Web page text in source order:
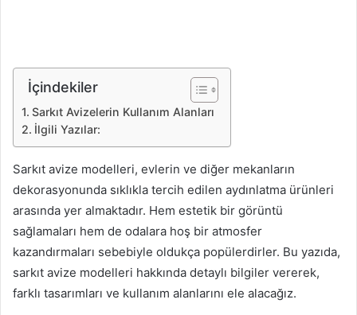
İçindekiler
Sarkıt Avizelerin Kullanım Alanları
İlgili Yazılar:
Sarkıt avize modelleri, evlerin ve diğer mekanların
dekorasyonunda sıklıkla tercih edilen aydınlatma ürünleri
arasında yer almaktadır. Hem estetik bir görüntü
sağlamaları hem de odalara hoş bir atmosfer
kazandırmaları sebebiyle oldukça popülerdirler. Bu yazıda,
sarkıt avize modelleri hakkında detaylı bilgiler vererek,
farklı tasarımları ve kullanım alanlarını ele alacağız.